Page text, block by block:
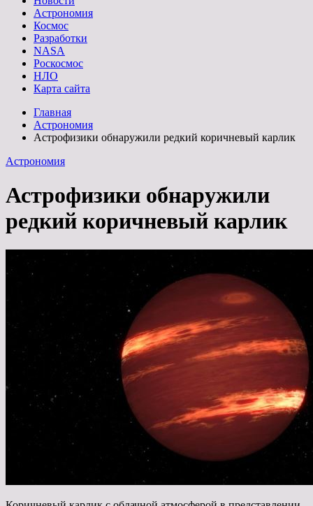
Астрономия
Космос
Разработки
NASA
Роскосмос
НЛО
Карта сайта
Главная
Астрономия
Астрофизики обнаружили редкий коричневый карлик
Астрономия
Астрофизики обнаружили
редкий коричневый карлик